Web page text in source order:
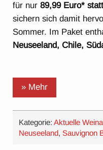
für nur89,99 Euro*
sichern sich damit
Sommer. Im Paket
Neuseeland, Chile,
» Mehr
Kategorie:Aktuelle
Neuseeland,Sauvignon